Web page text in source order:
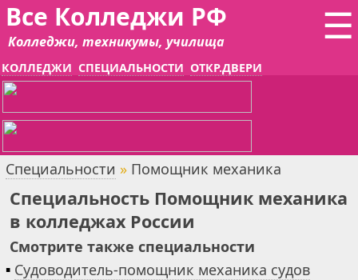
☰
Все Колледжи РФ
Колледжи, техникумы, училища
КОЛЛЕДЖИ СПЕЦИАЛЬНОСТИ ОТКР.ДВЕРИ
Специальности » Помощник механика
Специальность Помощник механика
в колледжах России
Смотрите также специальности
▪ Судоводитель-помощник механика судов